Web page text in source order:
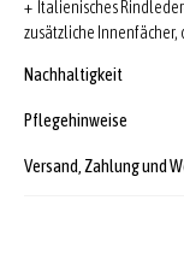
+ Italienisches
zusätzliche Innenfächer,
Nachhaltigkeit
Pflegehinweise
Versand, Zahlung und